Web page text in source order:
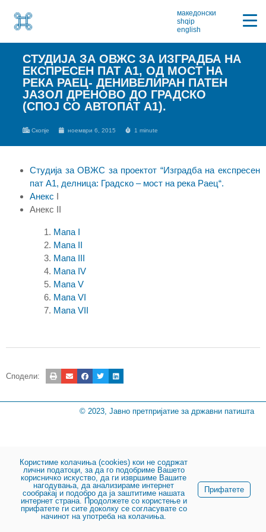
македонски
shqip
english
СТУДИЈА ЗА ОВЖС ЗА ИЗГРАДБА НА
ЕКСПРЕСЕН ПАТ А1, ОД МОСТ НА
РЕКА РАЕЦ- ДЕНИВЕЛИРАН ПАТЕН
ЈАЗОЛ ДРЕНОВО ДО ГРАДСКО
(СПОЈ СО АВТОПАТ А1).
Скопје ноември 6, 2015 1 minute
Студија за ОВЖС за проектот “Изградба на експресен
пат А1, делница: Градско – мост на река Раец“.
Анекс I
Анекс II
Мапа I
Мапа II
Мапа III
Мапа IV
Мапа V
Мапа VI
Мапа VII
Сподели:
© 2023, Јавно претпријатие за државни патишта
Користиме колачиња (cookies) кои не содржат
лични податоци, за да го подобриме Вашето
корисничко искуство, да ги извршиме Вашите
нагодувања, да анализираме интернет
сообраќај и подобро да ја заштитиме нашата
интернет страна. Продолжете со користење и
прифатете ги сите доколку се согласувате со
начинот на употреба на колачиња.
Прифатете